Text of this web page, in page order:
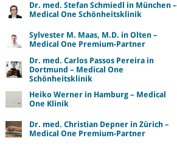
Dr. med. Stefan Schmiedl in München –
Medical One Schönheitsklinik
Sylvester M. Maas, M.D. in Olten –
Medical One Premium-Partner
Dr. med. Carlos Passos Pereira in
Dortmund – Medical One
Schönheitsklinik
Heiko Werner in Hamburg – Medical
One Klinik
Dr. med. Christian Depner in Zürich –
Medical One Premium-Partner